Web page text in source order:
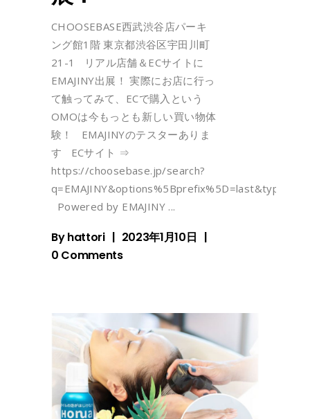
CHOOSEBASE西武渋谷店パーキ
ング館1階 東京都渋谷区宇田川町
21-1 リアル店舗＆ECサイトに
EMAJINY出展！ 実際にお店に行っ
て触ってみて、ECで購入という
OMOは今もっとも新しい買い物体
験！ EMAJINYのテスターありま
す ECサイト ⇒
https://choosebase.jp/search?
Powered by EMAJINY
Byhattori
2023年1月10日
0 Comments